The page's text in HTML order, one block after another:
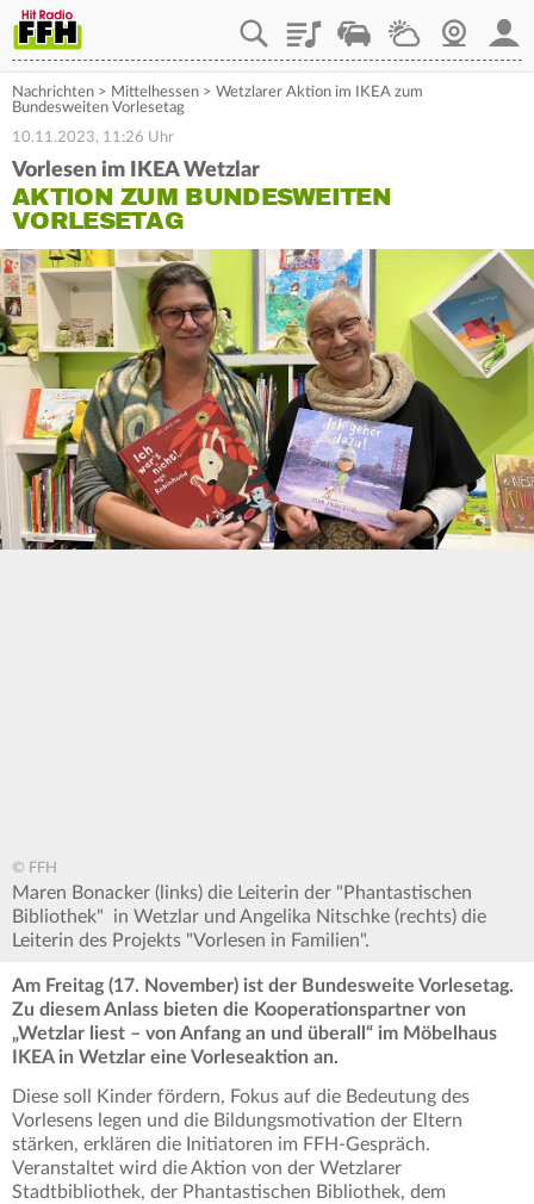
PlaylistStaupilotWetterWebcam
Nachrichten > Mittelhessen > Wetzlarer Aktion im IKEA zum
Bundesweiten Vorlesetag
10.11.2023, 11:26 Uhr
Vorlesen im IKEA Wetzlar
AKTION ZUM BUNDESWEITEN
VORLESETAG
© FFH
Maren Bonacker (links) die Leiterin der "Phantastischen
Bibliothek" in Wetzlar und Angelika Nitschke (rechts) die
Leiterin des Projekts "Vorlesen in Familien".
Am Freitag (17. November) ist der Bundesweite Vorlesetag.
Zu diesem Anlass bieten die Kooperationspartner von
„Wetzlar liest – von Anfang an und überall“ im Möbelhaus
IKEA in Wetzlar eine Vorleseaktion an.
Diese soll Kinder fördern, Fokus auf die Bedeutung des
Vorlesens legen und die Bildungsmotivation der Eltern
stärken, erklären die Initiatoren im FFH-Gespräch.
Veranstaltet wird die Aktion von der Wetzlarer
Stadtbibliothek, der Phantastischen Bibliothek, dem